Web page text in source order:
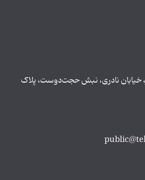
خیابان نادری، نبش حجت‌دوست، پلاک